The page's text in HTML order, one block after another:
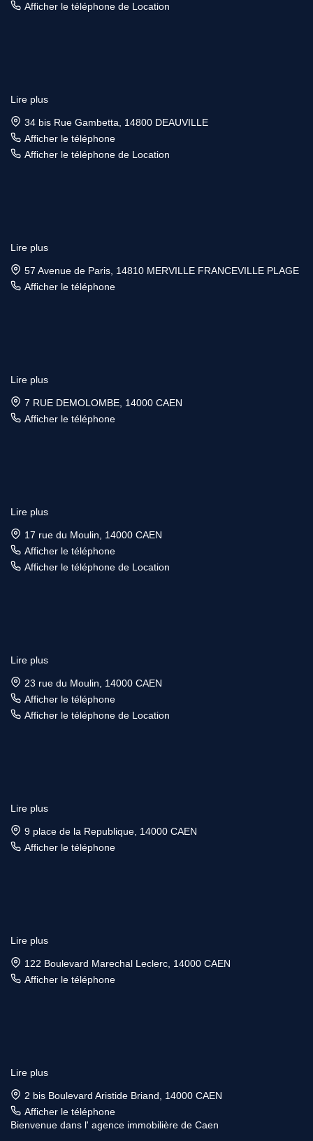
Afficher le téléphone de Location
Lire plus
34 bis Rue Gambetta, 14800 DEAUVILLE
Afficher le téléphone
Afficher le téléphone de Location
Lire plus
57 Avenue de Paris, 14810 MERVILLE FRANCEVILLE PLAGE
Afficher le téléphone
Lire plus
7 RUE DEMOLOMBE, 14000 CAEN
Afficher le téléphone
Lire plus
17 rue du Moulin, 14000 CAEN
Afficher le téléphone
Afficher le téléphone de Location
Lire plus
23 rue du Moulin, 14000 CAEN
Afficher le téléphone
Afficher le téléphone de Location
Lire plus
9 place de la Republique, 14000 CAEN
Afficher le téléphone
Lire plus
122 Boulevard Marechal Leclerc, 14000 CAEN
Afficher le téléphone
Lire plus
2 bis Boulevard Aristide Briand, 14000 CAEN
Afficher le téléphone
Bienvenue dans l' agence immobilière de Caen